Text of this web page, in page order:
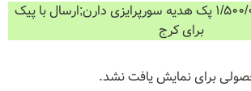
سفارشات بالای 1/500/000 پک هدیه سورپرایزی دارن;ارسال با پیک
برای کرج
برای نمایش یافت نشد.